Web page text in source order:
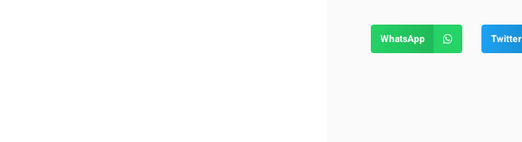
Twitter
WhatsApp